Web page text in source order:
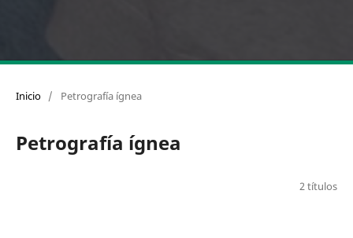
Inicio / Petrografía ígnea
Petrografía ígnea
2 títulos